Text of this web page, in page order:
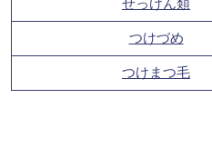
せっけん類
つけづめ
つけまつ毛